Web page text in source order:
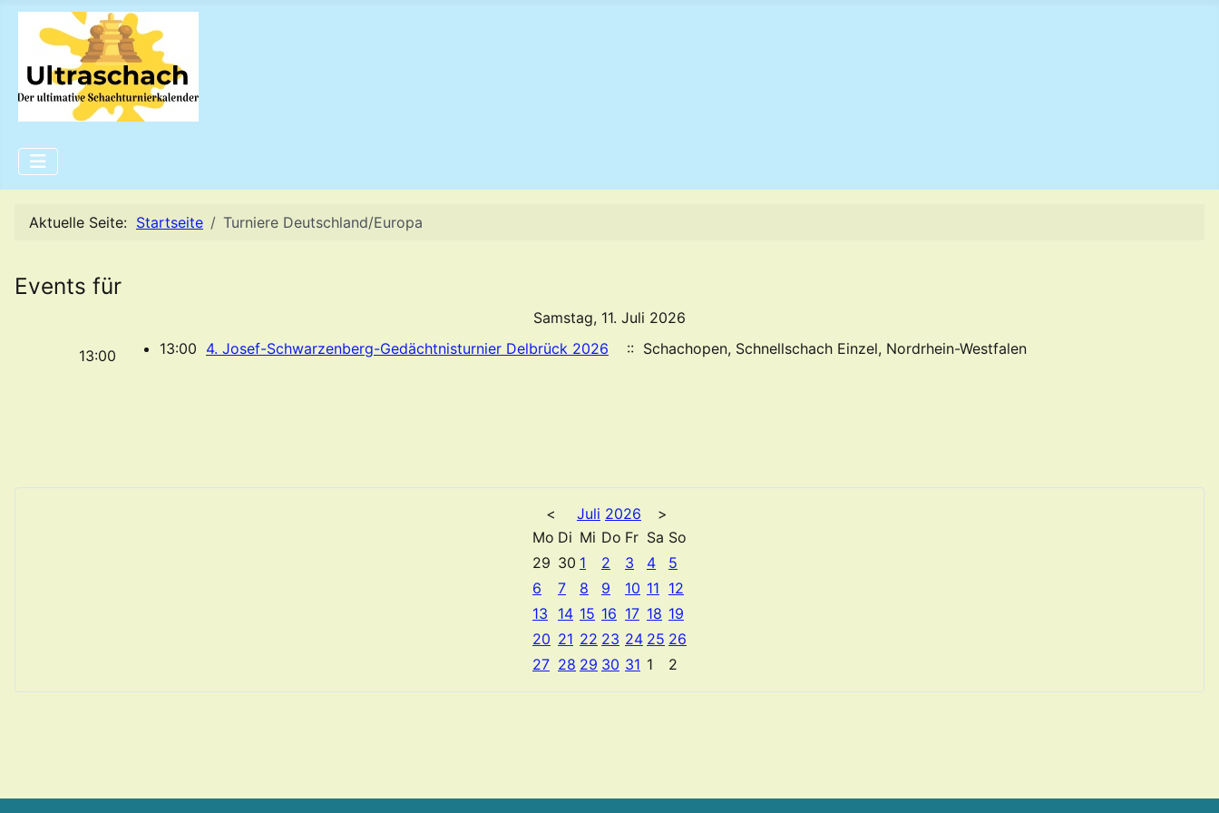
Aktuelle Seite: Startseite Turniere Deutschland/Europa
Events für
Samstag, 11. Juli 2026
13:00 13:00 4. Josef-Schwarzenberg-Gedächtnisturnier Delbrück 2026 :: Schachopen, Schnellschach Einzel, Nordrhein-Westfalen
< Juli 2026
>
Mo Di Mi Do Fr Sa So
29 30 1 2 3 4
5
6
7 8 9 10 11 12
13
14 15 16 17 18 19
20 21 22 23 24 25 26
27 28 29 30 31 1 2